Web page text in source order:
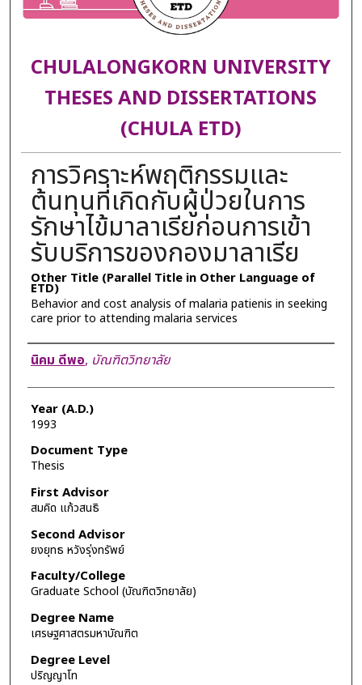
CHULALONGKORN UNIVERSITY
THESES AND DISSERTATIONS
(CHULA ETD)
การวิคราะห์พฤติกรรมและ
ต้นทุนที่เกิดกับผู้ป่วยในการ
รักษาไข้มาลาเรียก่อนการเข้า
รับบริการของกองมาลาเรีย
Other Title (Parallel Title in Other Language of
ETD)
Behavior and cost analysis of malaria patienis in seeking
care prior to attending malaria services
Author
นิคม ดีพอ, บัณฑิตวิทยาลัย
Year (A.D.)
1993
Document Type
Thesis
First Advisor
สมคิด แก้วสนธิ
Second Advisor
ยงยุทธ หวังรุ่งทรัพย์
Faculty/College
Graduate School (บัณฑิตวิทยาลัย)
Degree Name
เศรษฐศาสตรมหาบัณฑิต
Degree Level
ปริญญาโท